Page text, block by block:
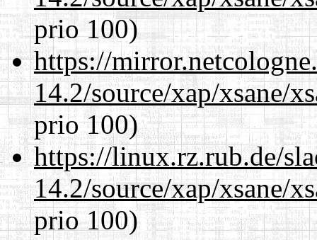
prio 100)
https://
14.2/source/xap/xsane/
prio 100)
https://linux.rz.rub.de/
14.2/source/xap/xsane/
prio 100)